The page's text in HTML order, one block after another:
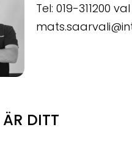
Tel: 019-311200 val
DITT